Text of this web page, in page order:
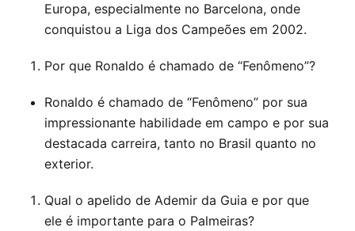
Europa, especialmente no Barcelona, onde
conquistou a Liga dos Campeões em 2002.
Por que Ronaldo é chamado de “Fenômeno”?
Ronaldo é chamado de “Fenômeno” por sua
impressionante habilidade em campo e por sua
destacada carreira, tanto no Brasil quanto no
exterior.
Qual o apelido de Ademir da Guia e por que
ele é importante para o Palmeiras?